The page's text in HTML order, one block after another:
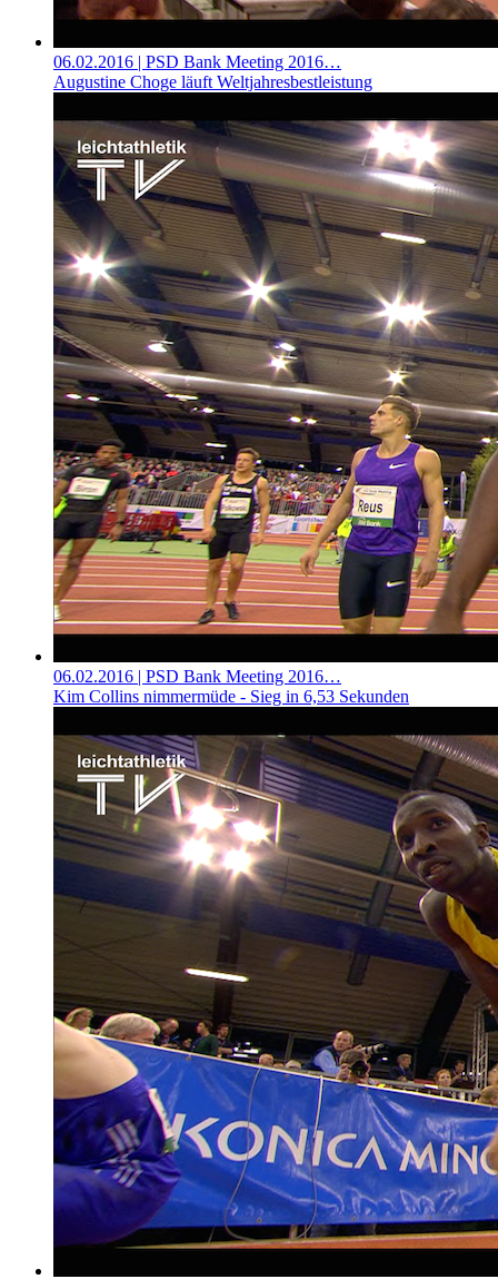
06.02.2016 | PSD Bank Meeting 2016…
Augustine Choge läuft Weltjahresbestleistung
06.02.2016 | PSD Bank Meeting 2016…
Kim Collins nimmermüde - Sieg in 6,53 Sekunden